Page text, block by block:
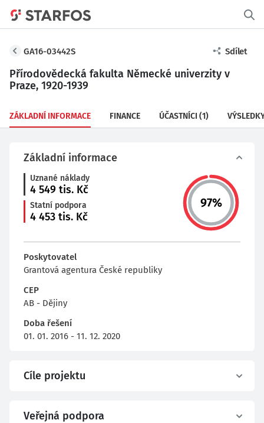
GA16-03442S Sdílet
Přírodovědecká fakulta Německé univerzity v
Praze, 1920-1939
ZÁKLADNÍ INFORMACE FINANCE ÚČASTNÍCI (1)
Základní informace
Uznané náklady
4 549 tis. Kč
Statní podpora
4 453 tis. Kč
97%
Poskytovatel
Grantová agentura České republiky
CEP
AB - Dějiny
Doba řešení
01. 01. 2016 - 11. 12. 2020
Cíle projektu
Veřejná podpora